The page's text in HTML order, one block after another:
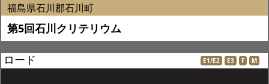
福島県石川郡石川町
第5回石川クリテリウム
ロード E1/E2 E3 F M